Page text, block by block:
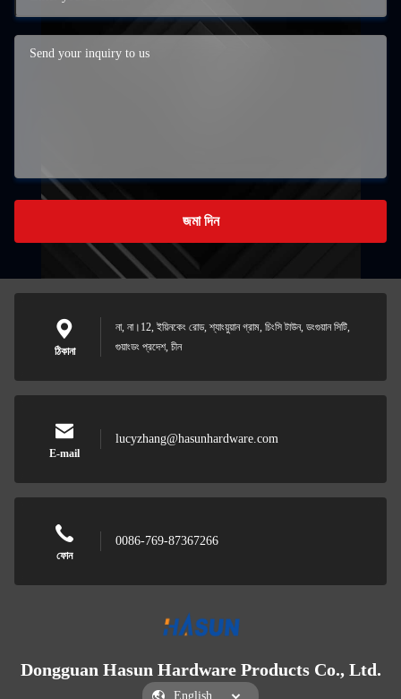
জমা দিন
ঠিকানা
না, না।12, ইয়িনকেং রোড, শ্যাংয়ুয়ান গ্রাম, চিংসি টাউন, ডংগুয়ান সিটি,
গুয়াংডং প্রদেশ, চীন
E-mail
lucyzhang@hasunhardware.com
ফোন
0086-769-87367266
Dongguan Hasun Hardware Products Co., Ltd.